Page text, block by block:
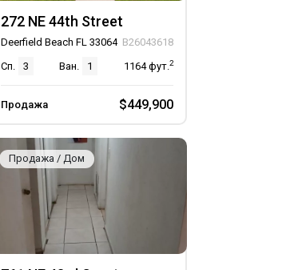
272 NE 44th Street
Deerfield Beach FL 33064 B26043618
Сп.
3 Ван. 1 1164фут.2
Продажа $449,900
Продажа / Дом